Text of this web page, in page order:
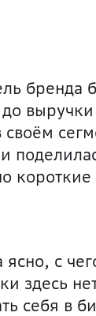
бренда
короткие
с
здесь
себя в